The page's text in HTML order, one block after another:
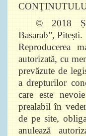
© 2018
Basarab”, Pitești.
Reproducerea
autorizată, cu
prevăzute de
a drepturilor
care este
prealabil în
de pe site,
anulează